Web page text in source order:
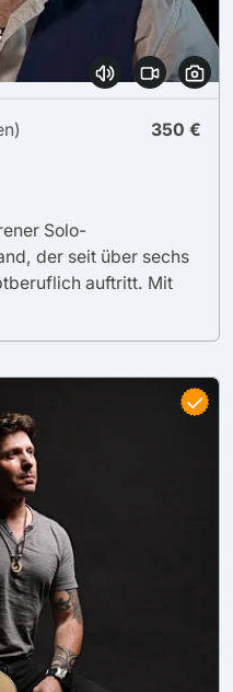
350 €
Solo-
der seit über sechs
auftritt. Mit